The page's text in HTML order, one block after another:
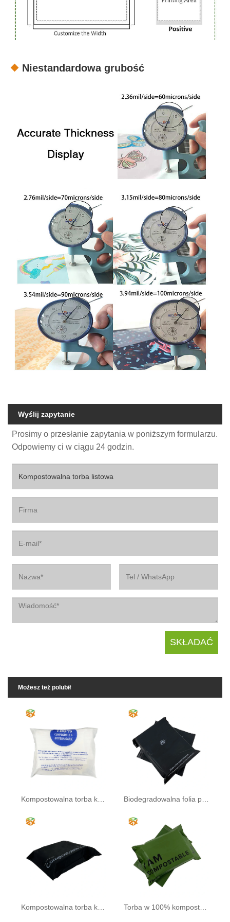
Niestandardowa grubość
Wyślij zapytanie
Prosimy o przesłanie zapytania w poniższym formularzu.
Odpowiemy ci w ciągu 24 godzin.
Możesz też polubił
Kompostowalna torba kopertowa Biodegradowalna folia pocztowa
Kompostowalna torba kurierska